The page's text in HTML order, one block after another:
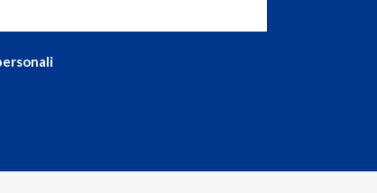
SANIFICAZIONI AMBIENTALI